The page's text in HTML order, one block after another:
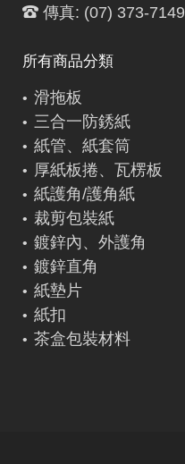
傳真: (07) 373-7149
所有商品分類
滑拖板
三合一防銹紙
紙管、紙套筒
厚紙板捲、瓦楞板
紙護角/護角紙
裁剪包裝紙
鍍鋅內、外護角
鍍鋅直角
紙墊片
紙扣
茶盒包裝材料